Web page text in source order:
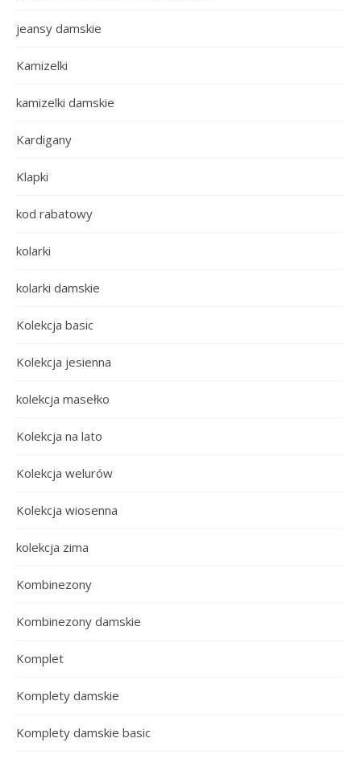
jeansy damskie
Kamizelki
kamizelki damskie
Kardigany
Klapki
kod rabatowy
kolarki
kolarki damskie
Kolekcja basic
Kolekcja jesienna
kolekcja masełko
Kolekcja na lato
Kolekcja welurów
Kolekcja wiosenna
kolekcja zima
Kombinezony
Kombinezony damskie
Komplet
Komplety damskie
Komplety damskie basic